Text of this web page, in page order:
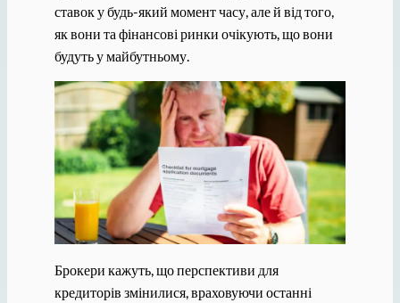
ставок у будь-який момент часу, але й від того,
як вони та фінансові ринки очікують, що вони
будуть у майбутньому.
Брокери кажуть, що перспективи для
кредиторів змінилися, враховуючи останні